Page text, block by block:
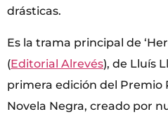
drásticas.
Es la trama principal de
(Editorial Alrevés), de Lluís
primera edición del Premio
Novela Negra, creado por